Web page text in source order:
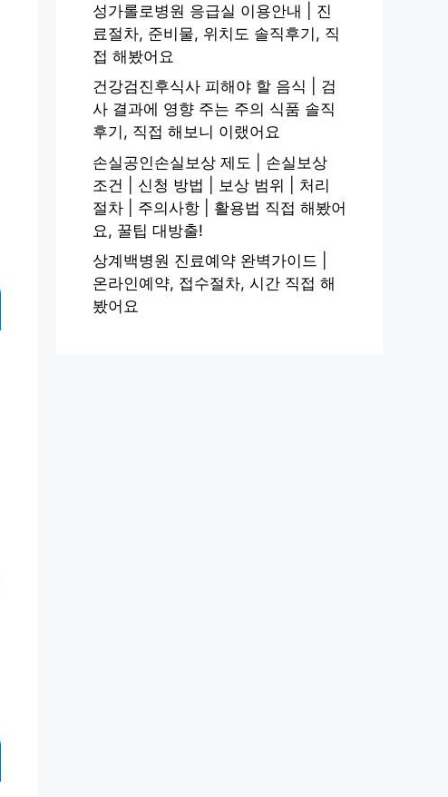
성가롤로병원 응급실 이용안내 | 진
료절차, 준비물, 위치도 솔직후기, 직
접 해봤어요
건강검진후식사 피해야 할 음식 | 검
사 결과에 영향 주는 주의 식품 솔직
후기, 직접 해보니 이랬어요
손실공인손실보상 제도 | 손실보상
조건 | 신청 방법 | 보상 범위 | 처리
절차 | 주의사항 | 활용법 직접 해봤어
요, 꿀팁 대방출!
상계백병원 진료예약 완벽가이드 |
온라인예약, 접수절차, 시간 직접 해
봤어요